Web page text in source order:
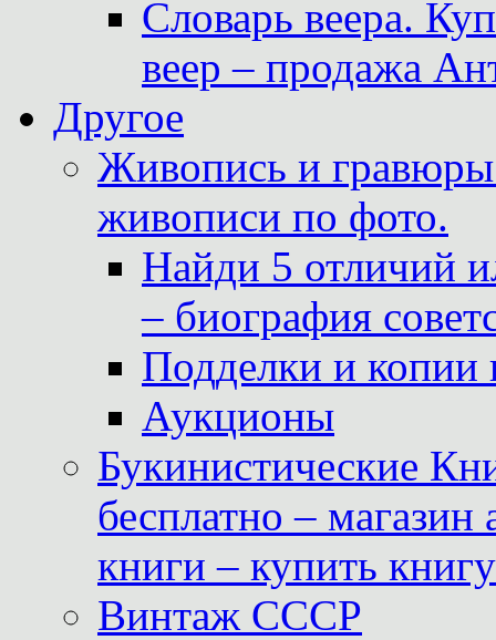
Словарь веера.
веер – продажа
Другое
Живопись и
живописи по фото.
Найди 5 отличий
– биография
Подделки и копии
Аукционы
Букинистические
бесплатно –
книги – купить
Винтаж СССР